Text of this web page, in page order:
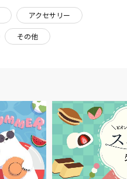
アクセサリー
その他